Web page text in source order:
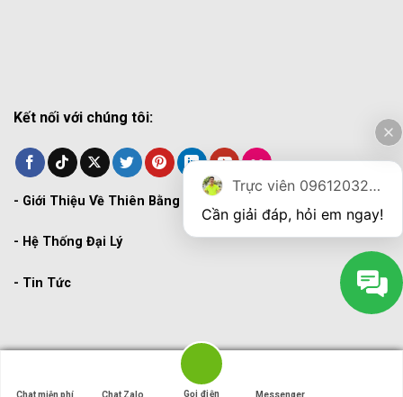
Kết nối với chúng tôi:
- Giới Thiệu Về Thiên Bằng
- Hệ Thống Đại Lý
- Tin Tức
Copyright 2026 ©THIENBANG
Chat miễn phí Chat Zalo Gọi điện Messenger
Chat miễn phí Chat Zalo Gọi điện Messenger
Trực viên 0961203270
Cần giải đáp, hỏi em ngay!